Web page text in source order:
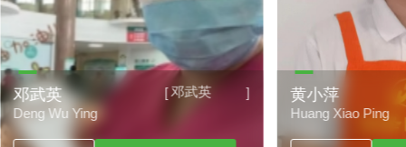
[ 邓武英 ]
邓武英
Deng Wu Ying
黄小萍
Huang Xiao Ping